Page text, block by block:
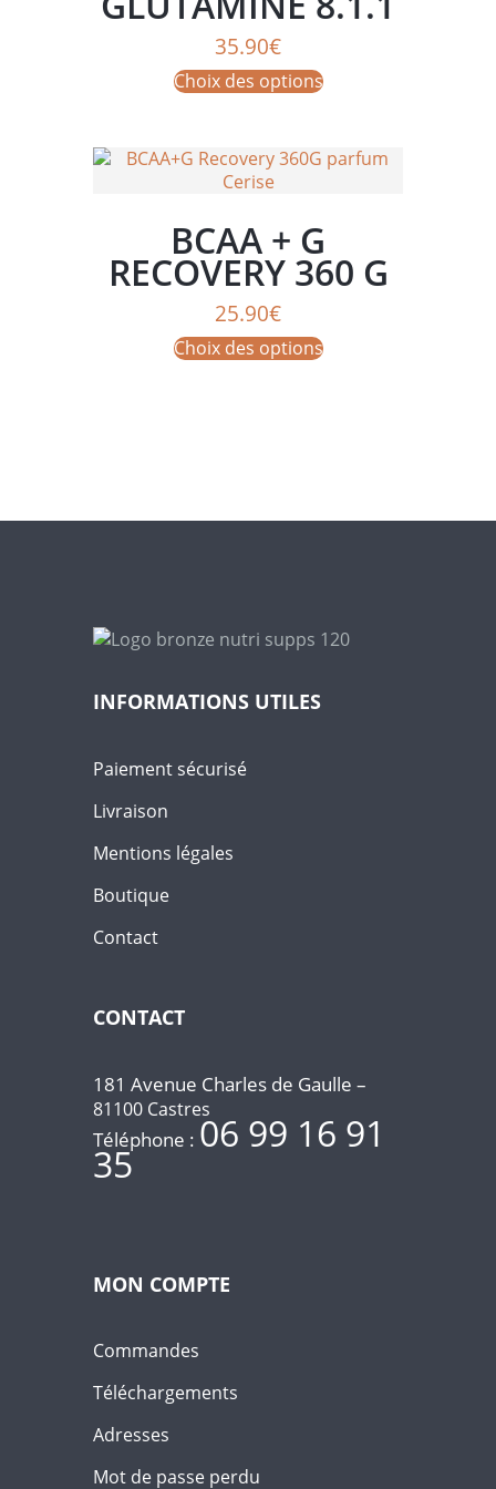
35.90€
Choix des optionsCe
plusieurs
variations.
peuvent
être
choisies
la
page
BCAA + G
RECOVERY 360 G
PARFUM CERISE
25.90€
Choix des optionsCe
page
du
INFORMATIONS UTILES
Paiement sécurisé
Livraison
Mentions légales
Boutique
Contact
CONTACT
181 Avenue Charles de Gaulle –
81100 Castres
Téléphone : 06 99 16 91
35
MON COMPTE
Commandes
Téléchargements
Adresses
Mot de passe perdu